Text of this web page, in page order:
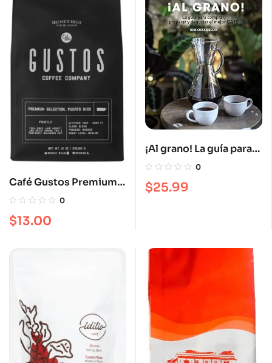
Café Gustos Premium
en grano12 oz
0
$13.00
¡Al grano! La guía para
comprar, preparar y
0
$25.99